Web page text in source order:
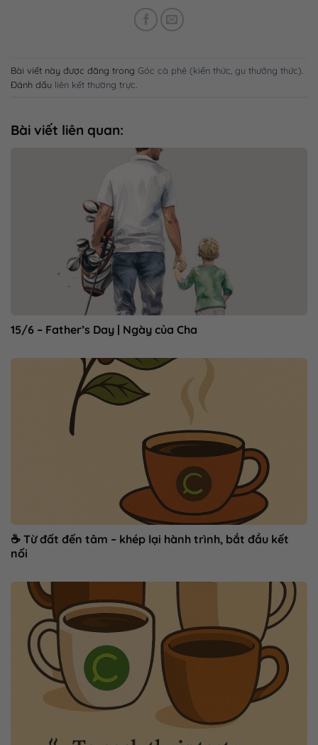
Bài viết này được đăng trong Góc cà phê (kiến thức, gu thưởng thức)
Đánh dấu liên kết thường trực
Bài viết liên quan:
15/6 – Father’s Day | Ngày của Cha
☕ Từ đất đến tâm – khép lại hành trình, bắt đầu kết
nối